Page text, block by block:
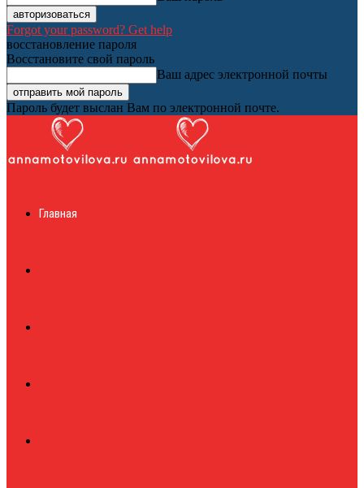
Forgot your password? Get help
восстановление пароля
Восстановите свой пароль
Ваш адрес электронной почты
Пароль будет выслан Вам по электронной почте.
журналГлавная